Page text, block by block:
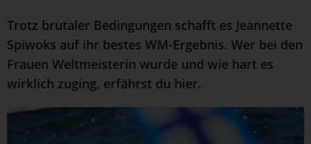
Trotz brutaler Bedingungen schafft es Jeannette
Spiwoks auf ihr bestes WM-Ergebnis. Wer bei den
Frauen Weltmeisterin wurde und wie hart es
wirklich zuging, erfährst du hier.